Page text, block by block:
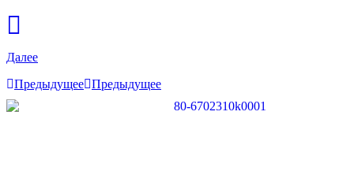
Далее
Предыдущее Предыдущее